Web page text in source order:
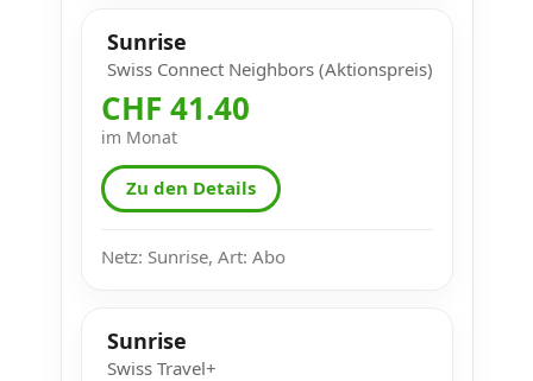
Sunrise
Swiss Connect Neighbors (Aktionspreis)
CHF 41.40
im Monat
Zu den Details
Netz: Sunrise, Art: Abo
Sunrise
Swiss Travel+